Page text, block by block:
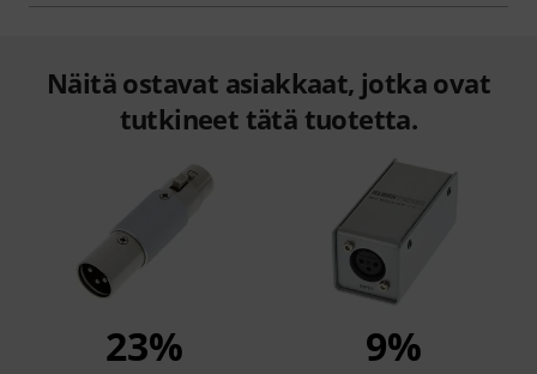
Näitä ostavat asiakkaat, jotka ovat
tutkineet tätä tuotetta.
23% 9%